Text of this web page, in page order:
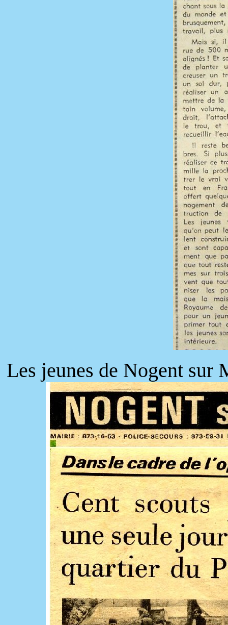
Les jeunes de Nogent sur